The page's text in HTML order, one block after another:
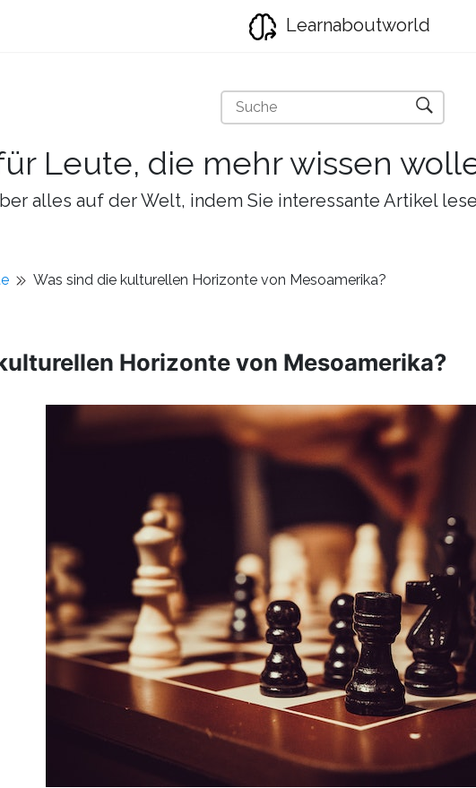
Learnaboutworld
Leute, die mehr wissen
alles auf der Welt, indem Sie interessante Artikel
Was sind die kulturellen Horizonte von Mesoamerika?
Horizonte von Mesoamerika?